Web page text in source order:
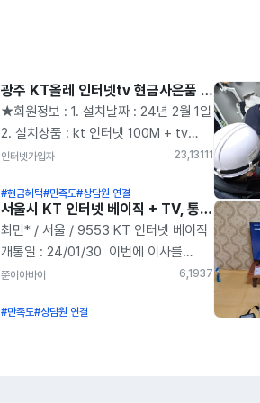
광주 KT올레 인터넷tv 현금사은품 지니TV 베이직 솔직한 아정당가입 후기
★회원정보 : 1. 설치날짜 : 24년 2월 1일
2. 설치상품 : kt 인터넷 100M + tv
베이직, 와이파이 3. 나상* 4. 휴대폰 :
100메가 + 베이직 tv 상품에
가입했습니다. 기존 SK 3년 사용했구요
~ 약정 마친 후에 다시 아정당 통해서
가입하면 5만원을 추가 사은품으로
지급한다고 하니 재 약정 생각하시는
분들은 꼭 아정당 통해서 많은 혜택
인터넷가입자 23,13111
#현금혜택#만족도#상담원 연결
서울시 KT 인터넷 베이직 + TV, 통신사 변경 솔직한 가입 설치 후기
최민* / 서울 / 9553 KT 인터넷 베이직
개통일 : 24/01/30 ​ 이번에 이사를
하면서 오래 사용했던 SKB 인터넷을
지인이 가입했던 아정당을 소개받아
쭌이아바이 6,1937
#만족도#상담원 연결